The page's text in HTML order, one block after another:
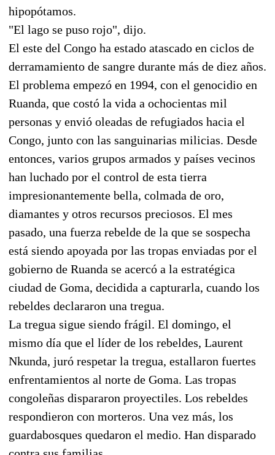
hipopótamos.
"El lago se puso rojo", dijo.
El este del Congo ha estado atascado en ciclos de
derramamiento de sangre durante más de diez años.
El problema empezó en 1994, con el genocidio en
Ruanda, que costó la vida a ochocientas mil
personas y envió oleadas de refugiados hacia el
Congo, junto con las sanguinarias milicias. Desde
entonces, varios grupos armados y países vecinos
han luchado por el control de esta tierra
impresionantemente bella, colmada de oro,
diamantes y otros recursos preciosos. El mes
pasado, una fuerza rebelde de la que se sospecha
está siendo apoyada por las tropas enviadas por el
gobierno de Ruanda se acercó a la estratégica
ciudad de Goma, decidida a capturarla, cuando los
rebeldes declararon una tregua.
La tregua sigue siendo frágil. El domingo, el
mismo día que el líder de los rebeldes, Laurent
Nkunda, juró respetar la tregua, estallaron fuertes
enfrentamientos al norte de Goma. Las tropas
congoleñas dispararon proyectiles. Los rebeldes
respondieron con morteros. Una vez más, los
guardabosques quedaron el medio. Han disparado